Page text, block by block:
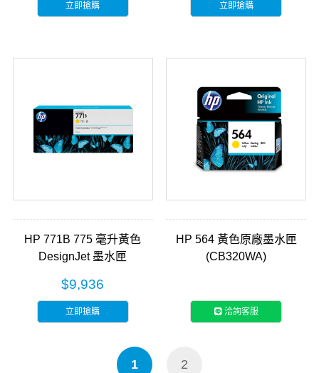
立即搶購 立即搶購
HP 771B 775 毫升黃色
DesignJet 墨水匣
$9,936
立即搶購
HP 564 黃色原廠墨水匣
(CB320WA)
洽詢客服
1 2